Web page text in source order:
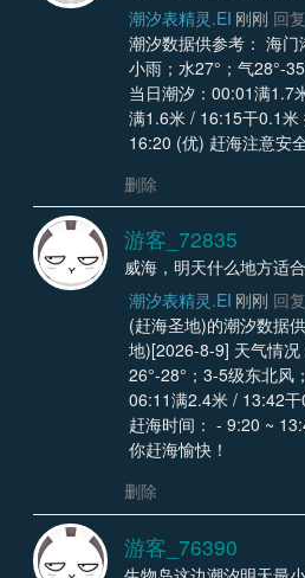
潮汐表精灵.EI 刚刚 回
潮汐数据供参考： 海门
小雨；水27°；气28°-
当日潮汐：00:01满1.7
满1.6米 / 16:15干0.1
16:20 (优) 赶海注意安
删除
游客_72835
威海，明天什么地方适
潮汐表精灵.EI 刚刚 回
(赶海圣地)的潮汐数据
地)[2026-8-9] 天气情况
26°-28°；3-5级东北风
06:11满2.4米 / 13:42
赶海时间： - 9:20 ~
你赶海愉快！
删除
游客_76390